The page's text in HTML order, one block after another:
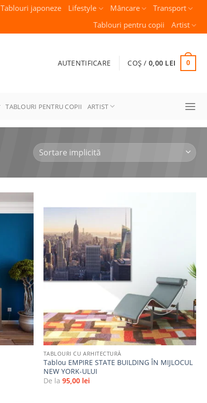
Tablouri japoneze Lifestyle Mâncare
Transport
Tablouri pentru copii
Artist
AUTENTIFICARE COȘ / 0,00 LEI 0
TABLOURI PENTRU COPII ARTIST
+
TABLOURI CU ARHITECTURĂ
Tablou EMPIRE STATE BUILDING ÎN MIJLOCUL
NEW YORK-ULUI
De la 95,00 lei